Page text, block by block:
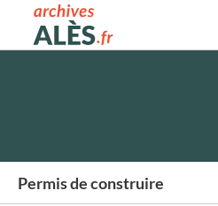
Archives municipales d'Alès
Permis de construire